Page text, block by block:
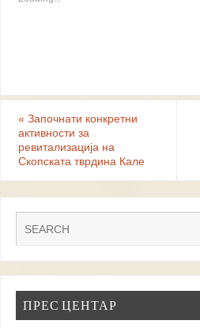
« Започнати конкретни
активности за
ревитализација на
Скопската тврдина Кале
ПРЕС ЦЕНТАР